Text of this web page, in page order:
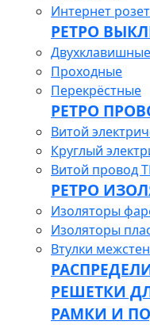
Интернет
РЕТРО
Проходные
Перекрёстные
РЕТРО
Витой
Круглый
Витой провод
РЕТРО
Изоляторы
Изоляторы
Втулки
РЕШЕТКИ
РАМКИ И